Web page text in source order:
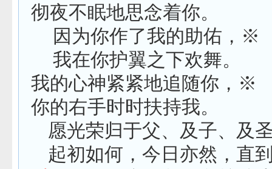
彻夜不眠地思念着你。
因为你作了我的助佑，※
我在你护翼之下欢舞。
我的心神紧紧地追随你，※
你的右手时时扶持我。
愿光荣归于父、及子、及
起初如何，今日亦然，直